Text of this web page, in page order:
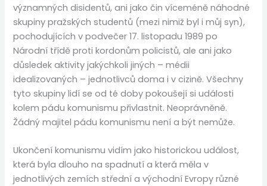
významných disidentů, ani jako čin víceméně náhodné
skupiny pražských studentů (mezi nimiž byl i můj syn),
pochodujících v podvečer 17. listopadu 1989 po
Národní třídě proti kordonům policistů, ale ani jako
důsledek aktivity jakýchkoli jiných – médii
idealizovaných – jednotlivců doma i v cizině. Všechny
tyto skupiny lidí se od té doby pokoušejí si události
kolem pádu komunismu přivlastnit. Neoprávněně.
Žádný majitel pádu komunismu není a být nemůže.
Ukončení komunismu vidím jako historickou událost,
která byla dlouho na spadnutí a která měla v
jednotlivých zemích střední a východní Evropy různé